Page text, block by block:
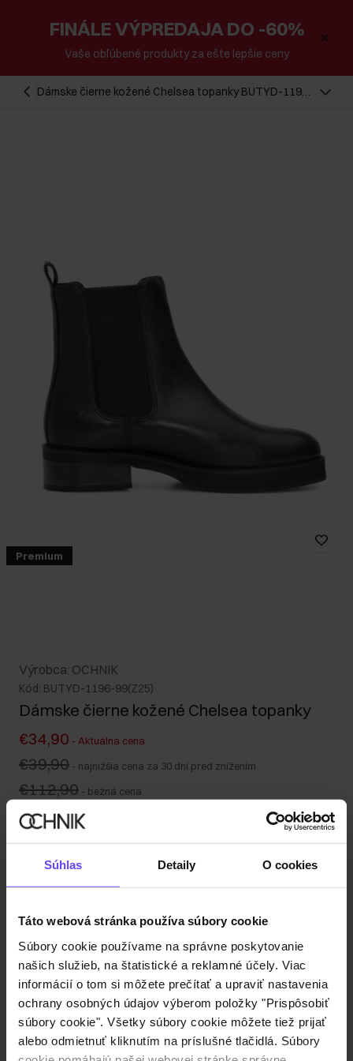
Súhlas Detaily O cookies
Táto webová stránka používa súbory cookie
Súbory cookie používame na správne poskytovanie
našich služieb, na štatistické a reklamné účely. Viac
informácií o tom si môžete prečítať a upraviť nastavenia
ochrany osobných údajov výberom položky "Prispôsobiť
súbory cookie". Všetky súbory cookie môžete tiež prijať
alebo odmietnuť kliknutím na príslušné tlačidlá. Súbory
FINÁLE VÝPREDAJA DO -60%
Vaše obľúbené produkty za ešte lepšie ceny
Dámske čierne kožené Chelsea topanky BUTYD-1196-
Premium
Výrobca: OCHNIK
Kód: BUTYD-1196-99(Z25)
Dámske čierne kožené Chelsea topanky
€34,90 - Aktuálna cena
€39,90 - najnižšia cena za 30 dní pred znížením
€112,90 - bežná cena
Tabuľka veľkostí
Vyberte veľkosť
Popis produktu
Zloženie
Recenzie